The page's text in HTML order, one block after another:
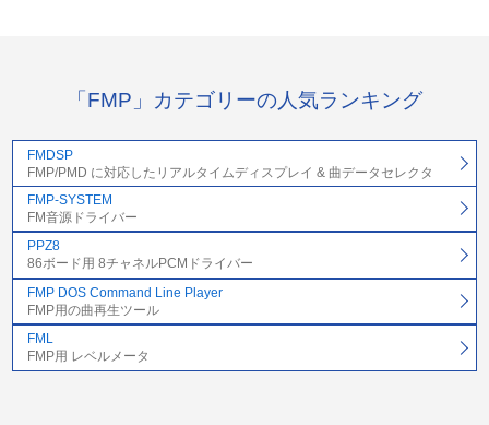
「FMP」カテゴリーの人気ランキング
FMDSP
FMP/PMD に対応したリアルタイムディスプレイ & 曲データセレクタ
FMP-SYSTEM
FM音源ドライバー
PPZ8
86ボード用 8チャネルPCMドライバー
FMP DOS Command Line Player
FMP用の曲再生ツール
FML
FMP用 レベルメータ